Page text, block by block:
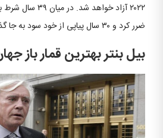
۲۰۲۲ آزاد خواهد
ضرر کرد و ۳۰ سال پیاپی از خود سود به جا گذاشت.
بیل بنتر بهترین قمار باز